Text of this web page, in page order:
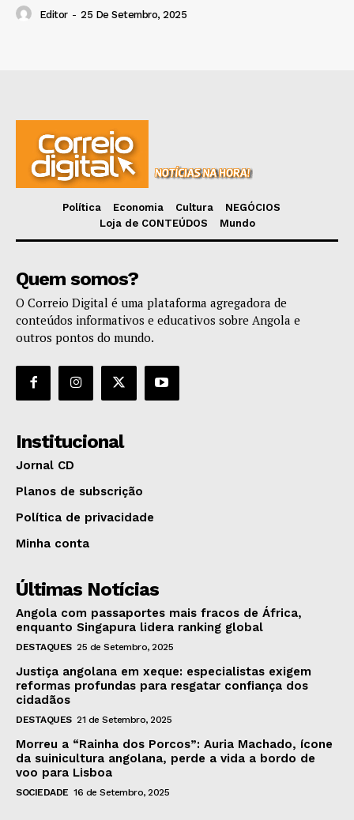
Editor - 25 De Setembro, 2025
Política Economia Cultura
NEGÓCIOS
Loja de CONTEÚDOS
Mundo
Quem somos?
O Correio Digital é uma plataforma agregadora de
conteúdos informativos e educativos sobre Angola e
outros pontos do mundo.
Institucional
Jornal CD
Planos de subscrição
Política de privacidade
Minha conta
Últimas Notícias
Angola com passaportes mais fracos de África,
enquanto Singapura lidera ranking global
DESTAQUES 25 de Setembro, 2025
Justiça angolana em xeque: especialistas exigem
reformas profundas para resgatar confiança dos
cidadãos
DESTAQUES 21 de Setembro, 2025
Morreu a “Rainha dos Porcos”: Auria Machado, ícone
da suinicultura angolana, perde a vida a bordo de
voo para Lisboa
SOCIEDADE 16 de Setembro, 2025